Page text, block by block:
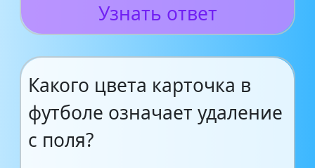
Узнать ответ
Какого цвета карточка в
футболе означает удаление
с поля?